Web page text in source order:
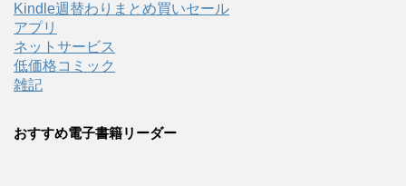
Kindle週替わりまとめ買いセール
アプリ
ネットサービス
低価格コミック
雑記
おすすめ電子書籍リーダー